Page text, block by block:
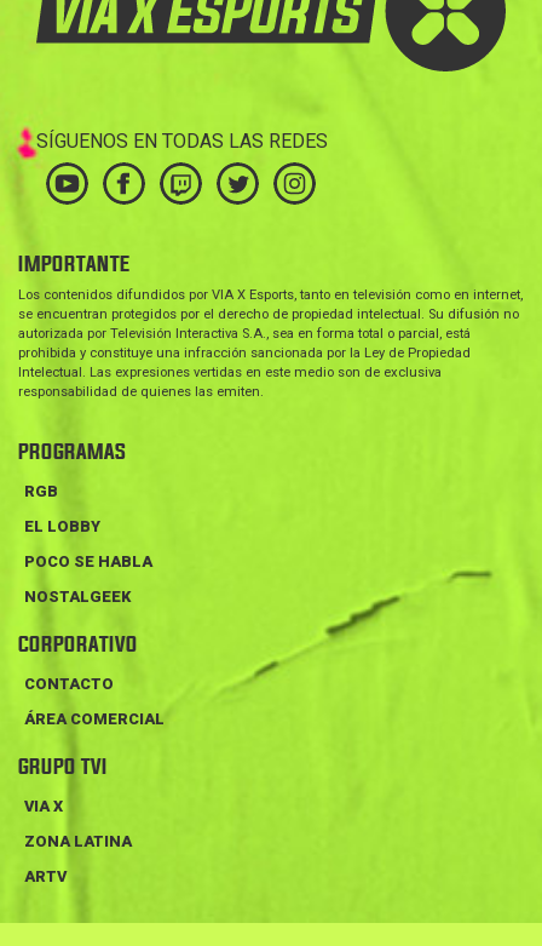
SÍGUENOS EN TODAS LAS REDES
IMPORTANTE
Los contenidos difundidos por VIA X Esports, tanto en televisión como en internet,
se encuentran protegidos por el derecho de propiedad intelectual. Su difusión no
autorizada por Televisión Interactiva S.A., sea en forma total o parcial, está
prohibida y constituye una infracción sancionada por la Ley de Propiedad
Intelectual. Las expresiones vertidas en este medio son de exclusiva
responsabilidad de quienes las emiten.
PROGRAMAS
RGB
EL LOBBY
POCO SE HABLA
NOSTALGEEK
CORPORATIVO
CONTACTO
ÁREA COMERCIAL
GRUPO TVI
VIA X
ZONA LATINA
ARTV